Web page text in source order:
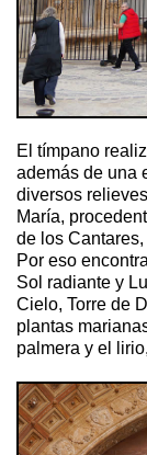
El tímpano
además de una
diversos
María,
de los
Por eso
Sol radiante y
Cielo, Torre de
plantas
palmera y el